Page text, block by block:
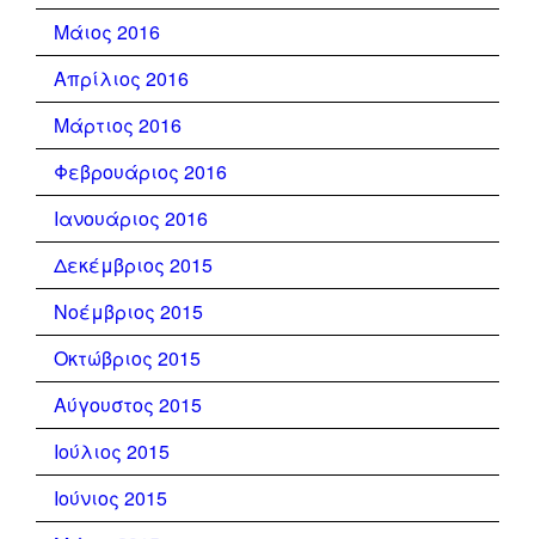
Μάιος 2016
Απρίλιος 2016
Μάρτιος 2016
Φεβρουάριος 2016
Ιανουάριος 2016
Δεκέμβριος 2015
Νοέμβριος 2015
Οκτώβριος 2015
Αύγουστος 2015
Ιούλιος 2015
Ιούνιος 2015